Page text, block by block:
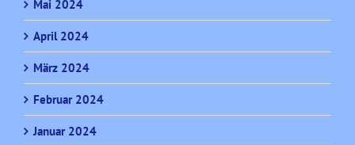
Mai 2024
April 2024
März 2024
Februar 2024
Januar 2024